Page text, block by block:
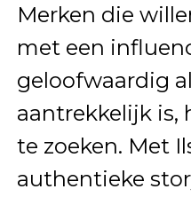
Merken die
met een
geloofwaardig
aantrekkelijk is,
te zoeken. Met
authentieke